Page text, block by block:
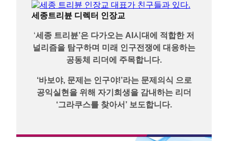
세종트리뷴 디렉터 인장교
‘세종 트리뷴’은 다가오는 AI시대에 적합한 저
널리즘을 탐구하며 미래 인구전쟁에 대응하는
공동체 리더에 주목합니다.
‘바보야, 문제는 인구야!’라는 문제의식 으로
공익실현을 위해 자기희생을 감내하는 리더
‘그라쿠스를 찾아서’ 보도합니다.